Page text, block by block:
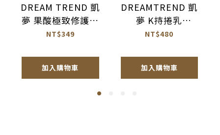
DREAM TREND 凱
夢 果酸極致修護精
華 免沖洗護髮
NT$349
加入購物車
DREAMTREND 凱
夢 K持捲乳
100ml【AK017】
NT$480
加入購物車